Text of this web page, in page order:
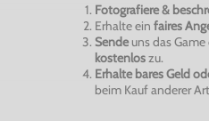
Fotografiere &
Erhalte ein faires
Sendeuns das
kostenloszu.
Erhalte bares Geld
beim Kauf anderer